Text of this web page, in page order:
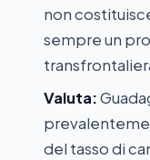
non
sempre un
Valuta:
del tasso di